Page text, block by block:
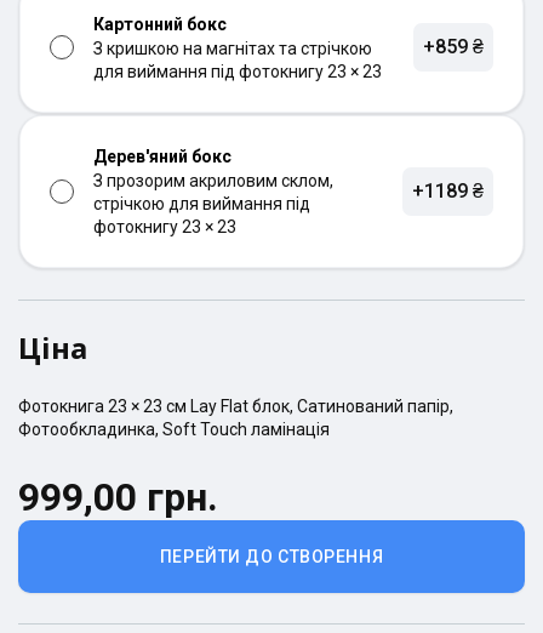
Картонний бокс
З кришкою на магнітах та стрічкою
для виймання під фотокнигу 23 × 23
+859 ₴
Дерев'яний бокс
З прозорим акриловим склом,
стрічкою для виймання під
фотокнигу 23 × 23
+1189 ₴
Ціна
Фотокнига 23 × 23 см Lay Flatблок, Сатинований папір,
Фотообкладинка, Soft Touch ламінація
ПЕРЕЙТИ ДО СТВОРЕННЯ
999,00 грн.